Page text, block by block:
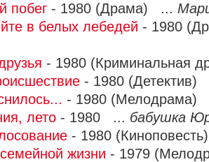
побег - 1980 (Драма) ...
в белых лебедей - 1980
- 1980 (Криминальная
- 1980
- 1980
лето - 1980 ... бабушка
- 1980
жизни - 1979